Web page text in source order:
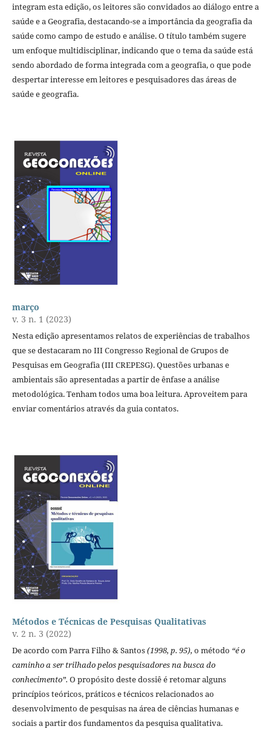
integram esta edição, os leitores são convidados ao diálogo entre a
saúde e a Geografia, destacando-se a importância da geografia da
saúde como campo de estudo e análise. O título também sugere
um enfoque multidisciplinar, indicando que o tema da saúde está
sendo abordado de forma integrada com a geografia, o que pode
despertar interesse em leitores e pesquisadores das áreas de
saúde e geografia.
março
v. 3 n. 1 (2023)
Nesta edição apresentamos relatos de experiências de trabalhos
que se destacaram no III Congresso Regional de Grupos de
Pesquisas em Geografia (III CREPESG). Questões urbanas e
ambientais são apresentadas a partir de ênfase a análise
metodológica. Tenham todos uma boa leitura. Aproveitem para
enviar comentários através da guia contatos.
Métodos e Técnicas de Pesquisas Qualitativas
v. 2 n. 3 (2022)
De acordo com Parra Filho & Santos(1998, p. 95), o método “é o
caminho a ser trilhado pelos pesquisadores na busca do
conhecimento”. O propósito deste dossiê é retomar alguns
princípios teóricos, práticos e técnicos relacionados ao
desenvolvimento de pesquisas na área de ciências humanas e
sociais a partir dos fundamentos da pesquisa qualitativa.